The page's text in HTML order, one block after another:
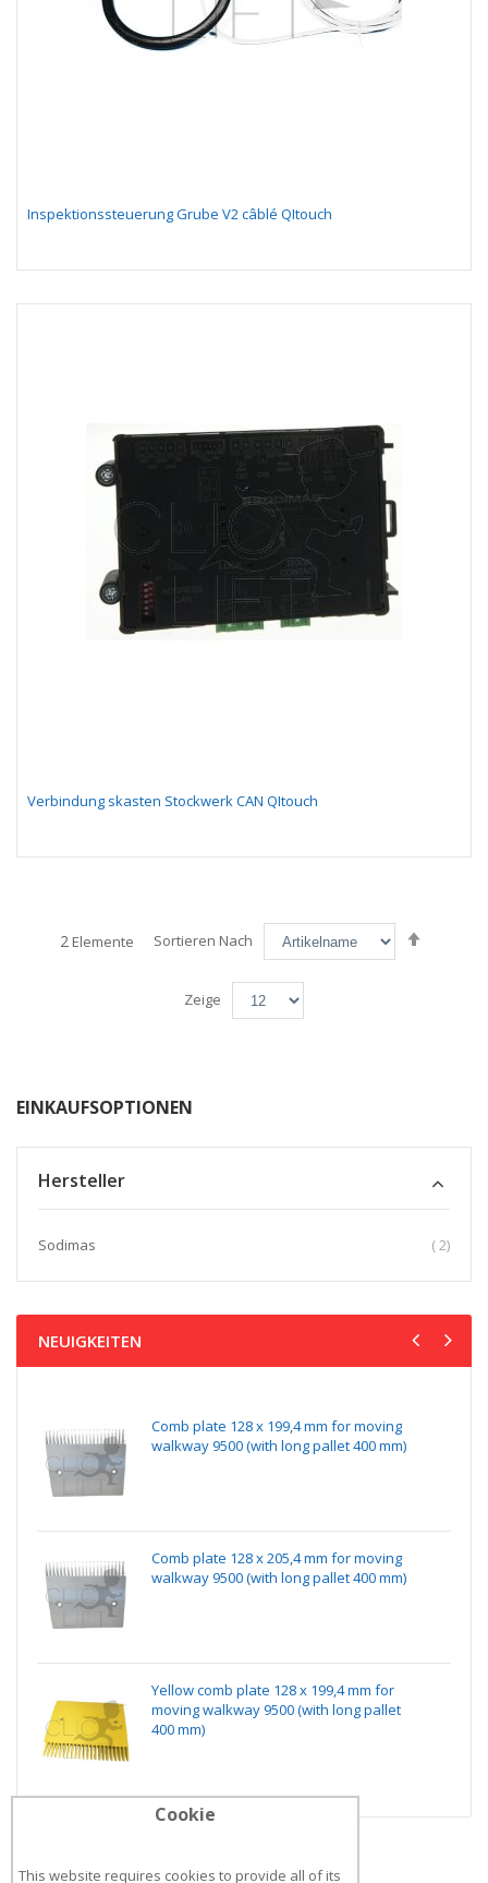
Inspektionssteuerung Grube V2 câblé QItouch
Verbindung skasten Stockwerk CAN QItouch
2Elemente Sortieren Nach
Zeige
EINKAUFSOPTIONEN
Hersteller
Sodimas 2Artikel
NEUIGKEITEN
Comb plate 128 x 199,4 mm for moving
walkway 9500 (with long pallet 400 mm)
Comb plate 128 x 205,4 mm for moving
walkway 9500 (with long pallet 400 mm)
Yellow comb plate 128 x 199,4 mm for
moving walkway 9500 (with long pallet
400 mm)
Cookie
This website requires cookies to provide all of its